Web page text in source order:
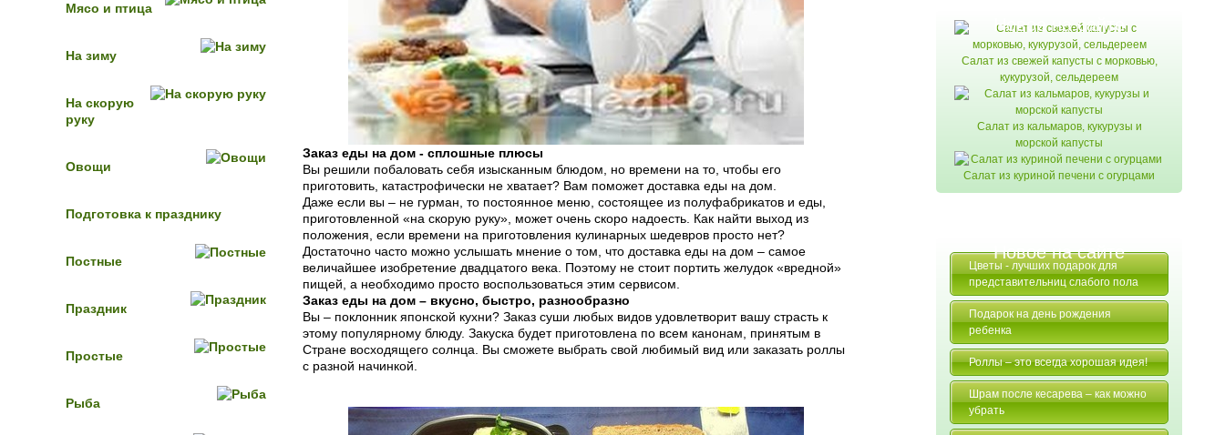
Заказ еды на дом - сплошные плюсы
Вы решили побаловать себя изысканным блюдом, но времени на то, чтобы его
приготовить, катастрофически не хватает? Вам поможет доставка еды на дом.
Даже если вы – не гурман, то постоянное меню, состоящее из полуфабрикатов и еды,
приготовленной «на скорую руку», может очень скоро надоесть. Как найти выход из
положения, если времени на приготовления кулинарных шедевров просто нет?
Достаточно часто можно услышать мнение о том, что доставка еды на дом – самое
величайшее изобретение двадцатого века. Поэтому не стоит портить желудок «вредной»
пищей, а необходимо просто воспользоваться этим сервисом.
Заказ еды на дом – вкусно, быстро, разнообразно
Вы – поклонник японской кухни? Заказ суши любых видов удовлетворит вашу страсть к
этому популярному блюду. Закуска будет приготовлена по всем канонам, принятым в
Стране восходящего солнца. Вы сможете выбрать свой любимый вид или заказать роллы
с разной начинкой.
Мясо и птица
На зиму
На скорую
руку
Овощи
Подготовка к празднику
Постные
Праздник
Простые
Рыба
Новое на сайте
Салат из свежей капусты с морковью,
кукурузой, сельдереем
Салат из кальмаров, кукурузы и
морской капусты
Салат из куриной печени с огурцами
Новое на сайте
Цветы - лучших подарок для
представительниц слабого пола
Подарок на день рождения
ребенка
Роллы – это всегда хорошая идея!
Шрам после кесарева – как можно
убрать